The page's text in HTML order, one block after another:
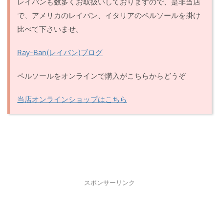
で、アメリカのレイバン、イタリアのペルソールを掛け
比べて下さいませ。
Ray-Ban(レイバン)ブログ
ペルソールをオンラインで購入がこちらからどうぞ
当店オンラインショップはこちら
スポンサーリンク